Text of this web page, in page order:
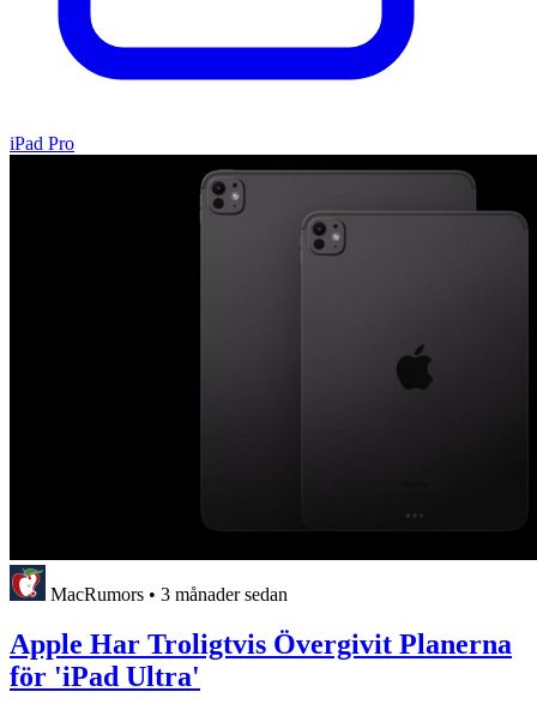
iPad Pro
MacRumors • 3 månader sedan
Apple Har Troligtvis Övergivit Planerna
för 'iPad Ultra'